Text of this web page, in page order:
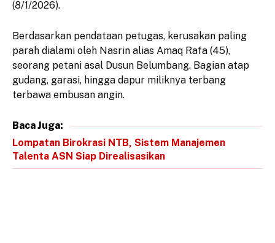
(8/1/2026).
​Berdasarkan pendataan petugas, kerusakan paling
parah dialami oleh Nasrin alias Amaq Rafa (45),
seorang petani asal Dusun Belumbang. Bagian atap
gudang, garasi, hingga dapur miliknya terbang
terbawa embusan angin.
Baca Juga:
Lompatan Birokrasi NTB, Sistem Manajemen
Talenta ASN Siap Direalisasikan